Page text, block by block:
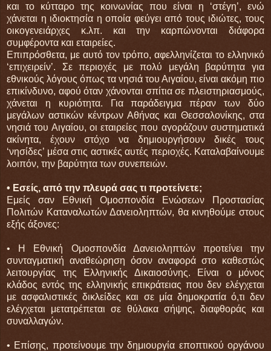
και το κύτταρο της κοινωνίας που είναι η ‘στέγη’, ενώ
χάνεται η ιδιοκτησία η οποία φεύγει από τους ιδιώτες, τους
οικογενειάρχες κ.λπ. και την καρπώνονται διάφορα
συμφέροντα και εταιρείες.
Επιπρόσθετα, με αυτό τον τρόπο, αφελληνίζεται το ελληνικό
‘επιχειρείν’. Σε περιοχές με πολύ μεγάλη βαρύτητα για
εθνικούς λόγους όπως τα νησιά του Αιγαίου, είναι ακόμη πιο
επικίνδυνο, αφού όταν χάνονται σπίτια σε πλειστηριασμούς,
χάνεται η κυριότητα. Για παράδειγμα πέραν των δύο
μεγάλων αστικών κέντρων Αθήνας και Θεσσαλονίκης, στα
νησιά του Αιγαίου, οι εταιρείες που αγοράζουν συστηματικά
ακίνητα, έχουν στόχο να δημιουργήσουν δικές τους
‘νησίδες’ μέσα στις αστικές αυτές περιοχές. Καταλαβαίνουμε
λοιπόν, την βαρύτητα των συνεπειών.
• Εσείς, από την πλευρά σας τι προτείνετε;
Εμείς σαν Εθνική Ομοσπονδία Ενώσεων Προστασίας
Πολιτών Καταναλωτών Δανειοληπτών, θα κινηθούμε στους
εξής άξονες:
• Η Εθνική Ομοσπονδία Δανειοληπτών προτείνει την
συνταγματική αναθεώρηση όσον αναφορά στο καθεστώς
λειτουργίας της Ελληνικής Δικαιοσύνης. Είναι ο μόνος
κλάδος εντός της ελληνικής επικράτειας που δεν ελέγχεται
με ασφαλιστικές δικλείδες και σε μία δημοκρατία ό,τι δεν
ελέγχεται μετατρέπεται σε θύλακα σήψης, διαφθοράς και
συναλλαγών.
• Επίσης, προτείνουμε την δημιουργία εποπτικού οργάνου